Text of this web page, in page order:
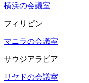
横浜の会議室
フィリピン
マニラの会議室
サウジアラビア
リヤドの会議室